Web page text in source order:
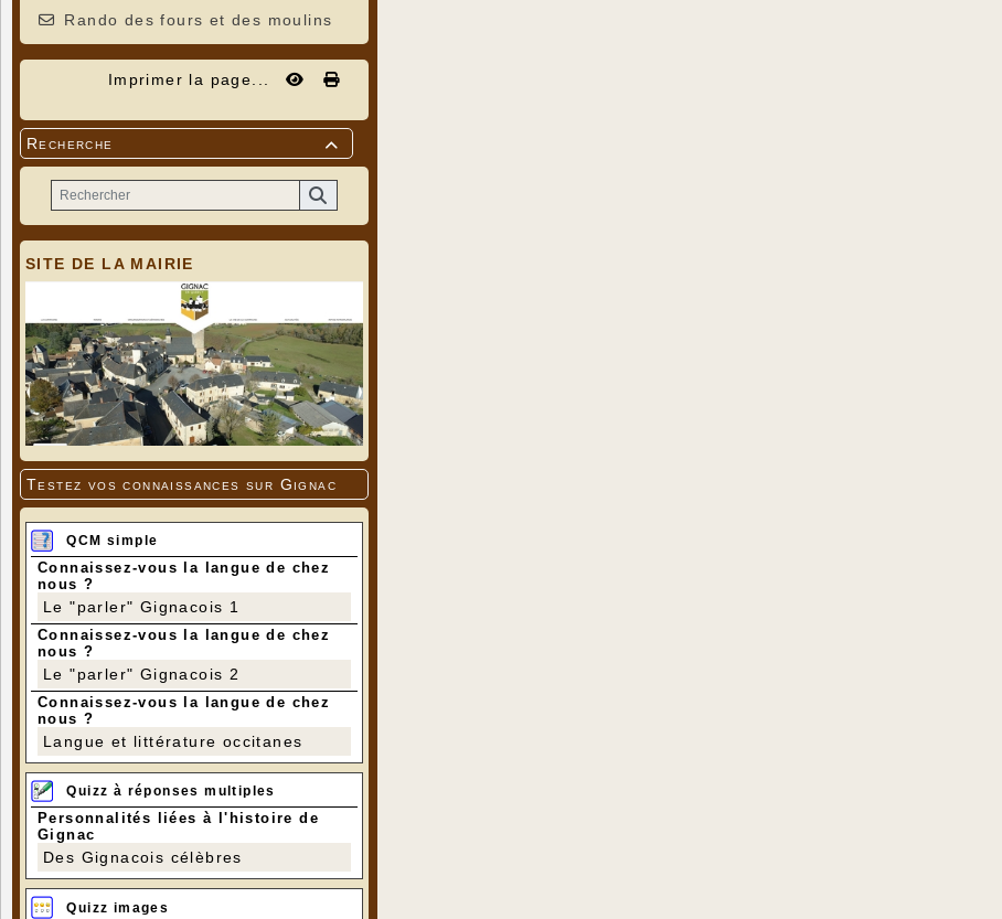
Rando des fours et des moulins
Imprimer la page...

Recherche
SITE DE LA MAIRIE
Testez vos connaissances sur Gignac
QCM simple
Connaissez-vous la langue de chez
nous ?
Le "parler" Gignacois 1
Connaissez-vous la langue de chez
nous ?
Le "parler" Gignacois 2
Connaissez-vous la langue de chez
nous ?
Langue et littérature occitanes
Quizz à réponses multiples
Personnalités liées à l'histoire de
Gignac
Des Gignacois célèbres
Quizz images